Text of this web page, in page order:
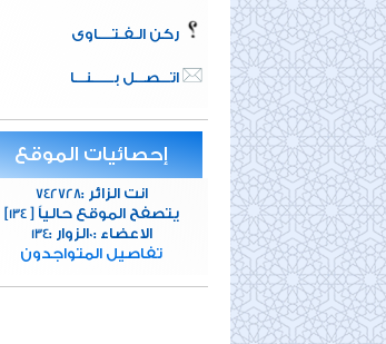
ركن الـفـتــــاوى
اتـــصـــل بــــــنـــا
إحصائيات الموقع
انت الزائر :742728
[يتصفح الموقع حالياً [134
الاعضاء :0الزوار :134
تفاصيل المتواجدون